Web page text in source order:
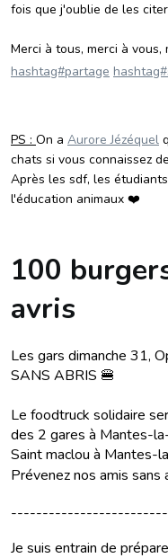
fois que j'oublie de les
Merci à tous, merci à
hashtag#partage
PS : On a Aurore Jézéquel
chats si vous connaissez
Après les sdf, les
l'éducation animaux ❤️
100
avris
Les gars dimanche 31,
SANS ABRIS 🍔
Le foodtruck solidaire
des 2 gares à Mantes-
Saint maclou à Mantes-
Prévenez nos amis
Je suis entrain de